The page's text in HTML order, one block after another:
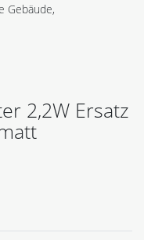
Gebäude,
2,2W Ersatz